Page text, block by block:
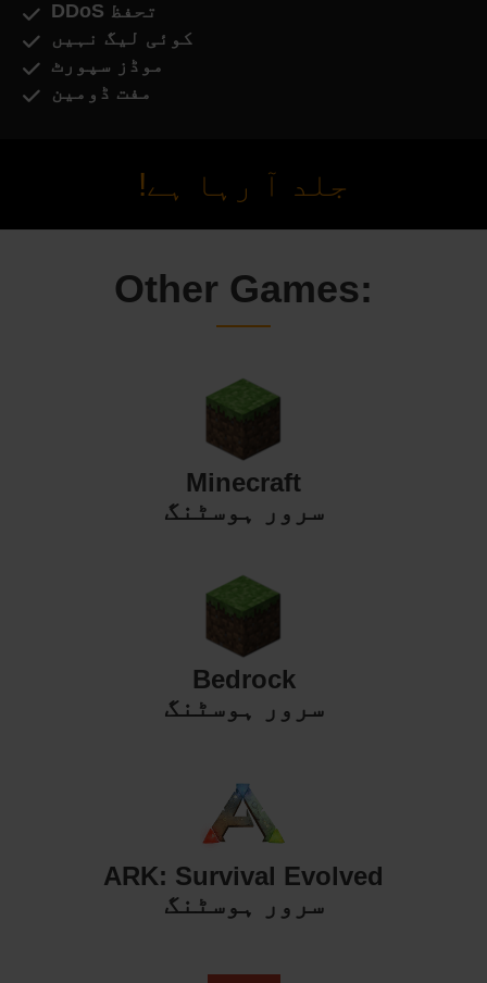
DDoS تحفظ
کوئی لیگ نہیں
موڈز سپورٹ
مفت ڈومین
جلد آ رہا ہے!
Other Games:
Minecraft
سرور ہوسٹنگ
Bedrock
سرور ہوسٹنگ
ARK: Survival Evolved
سرور ہوسٹنگ